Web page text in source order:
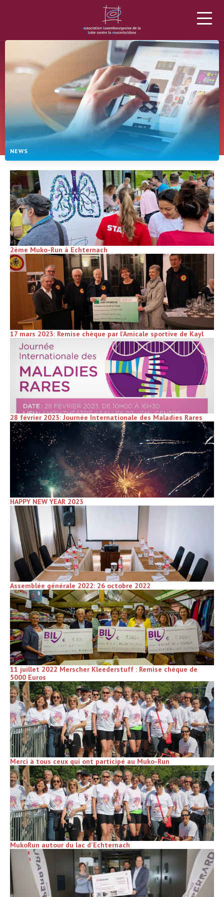
L’ALLM
LA MUCOVISCIDOSE
PROJETS
DONS
ACTUALITÉS
AGENDA
MATÉRIEL
PLUS
NEWS
2ème Muko-Run à Echternach
17 mars 2023: Remise chèque par l'Amicale sportive de Kayl
28 février 2023: Journée Internationale des Maladies Rares
HAPPY NEW YEAR 2023
Assemblée générale 2022: 26 octobre 2022
11 juillet 2022 Merscher Kleederstuff : Remise chèque de
5000 Euros
Merci à tous ceux qui ont participé au Muko-Run
MukoRun autour du lac d'Echternach